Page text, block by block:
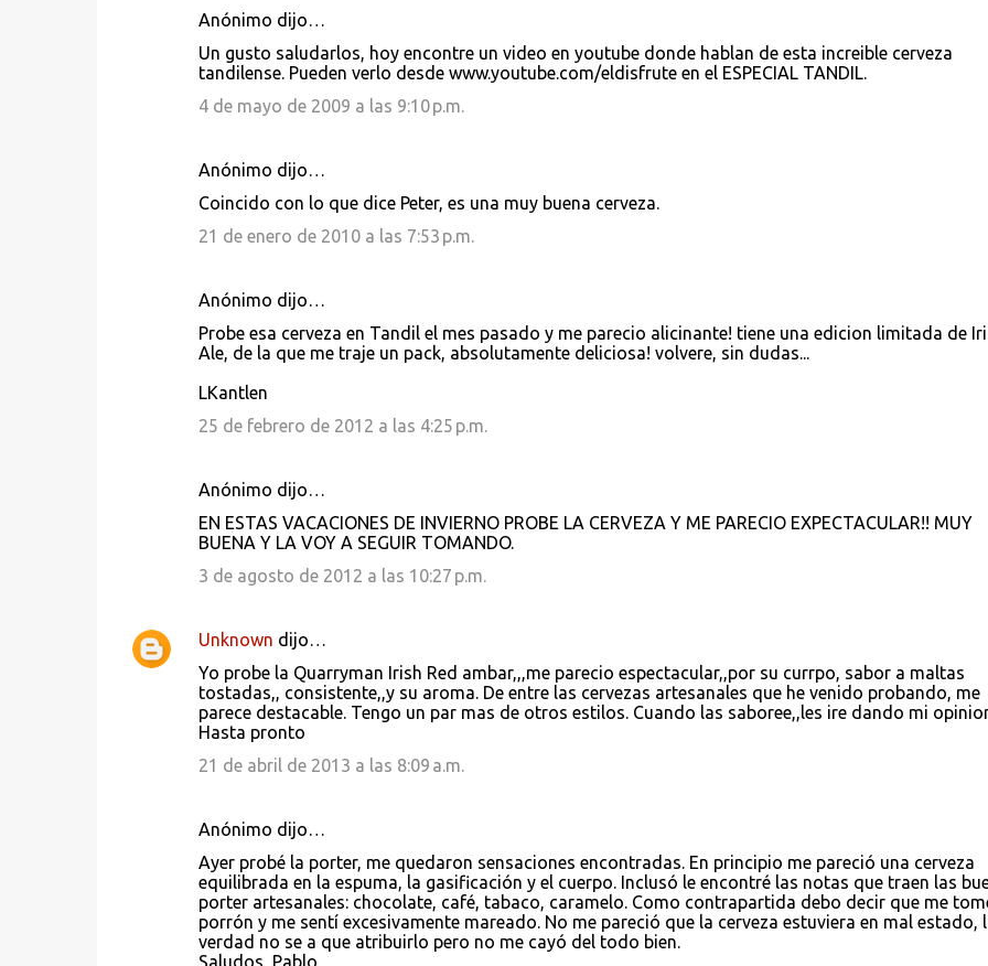
Anónimo dijo…
Un gusto saludarlos, hoy encontre un video en youtube donde hablan de esta increible cerveza
tandilense. Pueden verlo desde www.youtube.com/eldisfrute en el ESPECIAL TANDIL.
4 de mayo de 2009 a las 9:10 p.m.
Anónimo dijo…
Coincido con lo que dice Peter, es una muy buena cerveza.
21 de enero de 2010 a las 7:53 p.m.
Anónimo dijo…
Probe esa cerveza en Tandil el mes pasado y me parecio alicinante! tiene una edicion limitada de
Ale, de la que me traje un pack, absolutamente deliciosa! volvere, sin dudas...
LKantlen
25 de febrero de 2012 a las 4:25 p.m.
Anónimo dijo…
EN ESTAS VACACIONES DE INVIERNO PROBE LA CERVEZA Y ME PARECIO EXPECTACULAR!! MUY
BUENA Y LA VOY A SEGUIR TOMANDO.
3 de agosto de 2012 a las 10:27 p.m.
Unknown dijo…
Yo probe la Quarryman Irish Red ambar,,,me parecio espectacular,,por su currpo, sabor a maltas
tostadas,, consistente,,y su aroma. De entre las cervezas artesanales que he venido probando, me
parece destacable. Tengo un par mas de otros estilos. Cuando las saboree,,les ire dando mi
Hasta pronto
21 de abril de 2013 a las 8:09 a.m.
Anónimo dijo…
Ayer probé la porter, me quedaron sensaciones encontradas. En principio me pareció una cerveza
equilibrada en la espuma, la gasificación y el cuerpo. Inclusó le encontré las notas que traen las
porter artesanales: chocolate, café, tabaco, caramelo. Como contrapartida debo decir que me
porrón y me sentí excesivamente mareado. No me pareció que la cerveza estuviera en mal estado,
verdad no se a que atribuirlo pero no me cayó del todo bien.
Saludos, Pablo